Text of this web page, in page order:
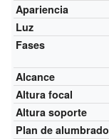
Apariencia
Luz
Fases
Alcance
Altura focal
Altura soporte
Plan de alumbrado